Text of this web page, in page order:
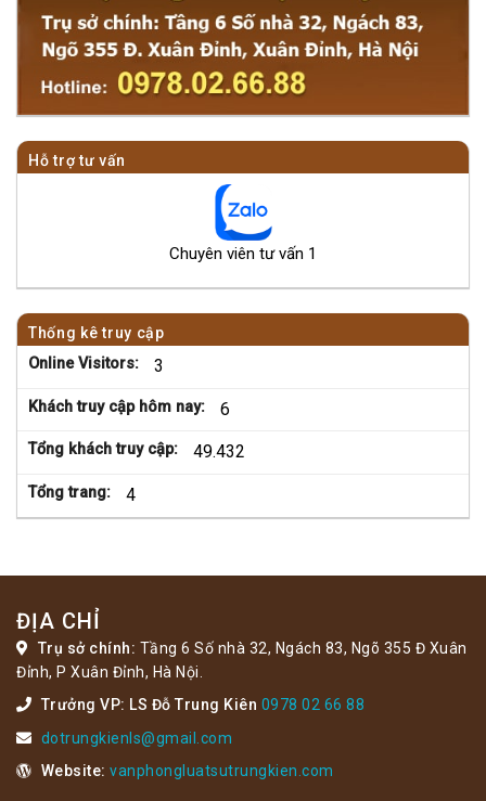
Hỗ trợ tư vấn
Chuyên viên tư vấn 1
Thống kê truy cập
Online Visitors: 3
Khách truy cập hôm nay: 6
Tổng khách truy cập: 49.432
Tổng trang: 4
ĐỊA CHỈ
Trụ sở chính: Tầng 6 Số nhà 32, Ngách 83, Ngõ 355 Đ Xuân
Đỉnh, P Xuân Đỉnh, Hà Nội.
Trưởng VP: LS Đỗ Trung Kiên 0978 02 66 88
dotrungkienls@gmail.com
Website: vanphongluatsutrungkien.com